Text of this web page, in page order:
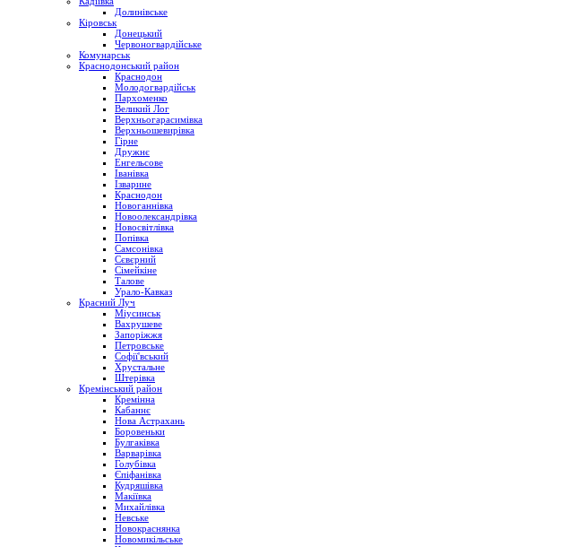
Долинівське
Кіровськ
Донецький
Червоногвардійське
Комунарськ
Краснодонський район
Краснодон
Молодогвардійськ
Пархоменко
Великий Лог
Верхньогарасимівка
Верхньошевирівка
Гірне
Дружнє
Енгельсове
Іванівка
Ізварине
Краснодон
Новоганнівка
Новоолександрівка
Новосвітлівка
Попівка
Самсонівка
Сєвєрний
Сімейкіне
Талове
Урало-Кавказ
Красний Луч
Міусинськ
Вахрушеве
Запоріжжя
Петровське
Софії'вський
Хрустальне
Штерівка
Кремінський район
Кремінна
Кабаннє
Нова Астрахань
Боровеньки
Булгаківка
Варварівка
Голубівка
Єпіфанівка
Кудряшівка
Макіївка
Михайлівка
Невське
Новокраснянка
Новомикільське